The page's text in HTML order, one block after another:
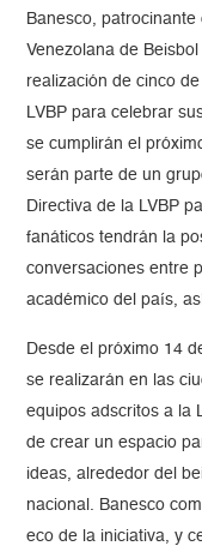
Banesco,
Venezolana de
realización de cinco
LVBP para celebrar
se cumplirán el
serán parte de un
Directiva de la LVBP
fanáticos tendrán la
conversaciones entre
académico del país,
Desde el próximo 14
se realizarán en las
equipos adscritos a la
de crear un espacio
ideas, alrededor del
nacional. Banesco
eco de la iniciativa, y